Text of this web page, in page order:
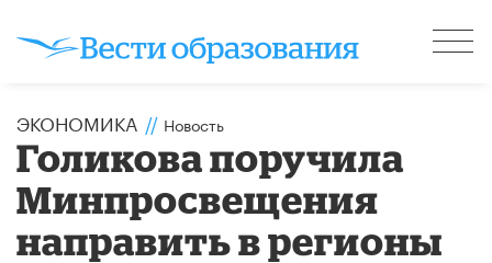
ЭКОНОМИКА // Новость
Голикова поручила
Минпросвещения
направить в регионы